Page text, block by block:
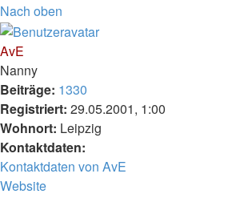
Nach oben
AvE
Nanny
Beiträge: 1330
Registriert: 29.05.2001, 1:00
Wohnort: Leipzig
Kontaktdaten:
Kontaktdaten von AvE
Website